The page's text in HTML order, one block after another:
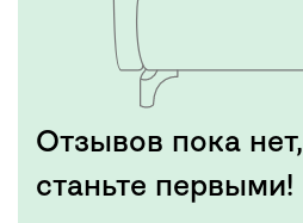
Отзывов пока нет,
станьте первыми!